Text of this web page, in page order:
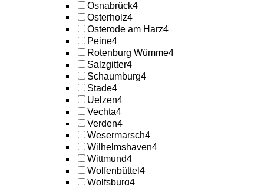
Osnabrück4
Osterholz4
Osterode am Harz4
Peine4
Rotenburg Wümme4
Salzgitter4
Schaumburg4
Stade4
Uelzen4
Vechta4
Verden4
Wesermarsch4
Wilhelmshaven4
Wittmund4
Wolfenbüttel 4
Wolfsburg4